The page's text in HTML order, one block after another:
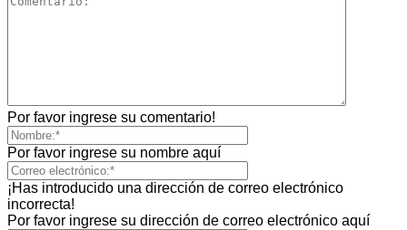
Por favor ingrese su comentario!
Por favor ingrese su nombre aquí
¡Has introducido una dirección de correo electrónico
incorrecta!
Por favor ingrese su dirección de correo electrónico aquí